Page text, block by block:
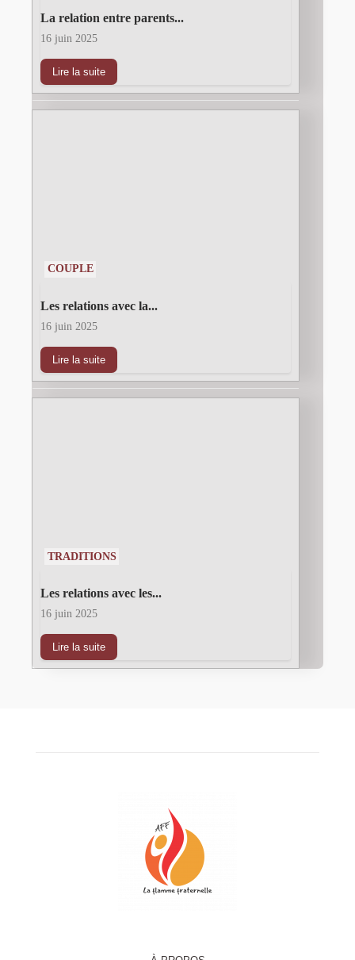
La relation entre parents...
16 juin 2025
Lire la suite
COUPLE
Les relations avec la...
16 juin 2025
Lire la suite
TRADITIONS
Les relations avec les...
16 juin 2025
Lire la suite